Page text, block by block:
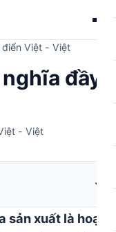
điển Việt - Việt
đầy
- Việt
sản xuất là hoạt